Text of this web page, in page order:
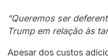
“Queremos ser
Trump em relação às
Apesar dos custos